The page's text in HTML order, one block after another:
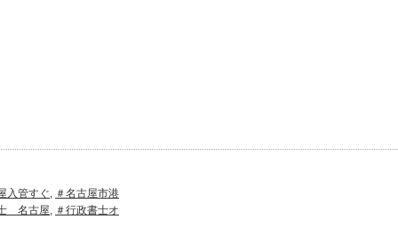
入管すぐ, ＃名古屋市港
名古屋, ＃行政書士オ